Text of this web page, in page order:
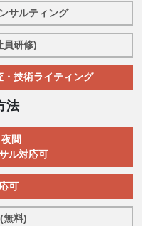
サルティング
員研修)
技術ライティング
法
間
ル対応可
可
無料)